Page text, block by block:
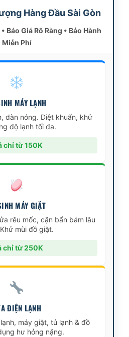
Hàng Đầu Sài Gòn
Báo Giá Rõ Ràng • Bảo Hành
Miễn Phí
MÁY LẠNH
dàn nóng. Diệt khuẩn, khử
độ lạnh tối đa.
chỉ từ 150K
MÁY GIẶT
rêu mốc, cặn bẩn bám lâu
mùi đồ giặt.
chỉ từ 250K
ĐIỆN LẠNH
máy giặt, tủ lạnh & đồ
hư hỏng nặng.